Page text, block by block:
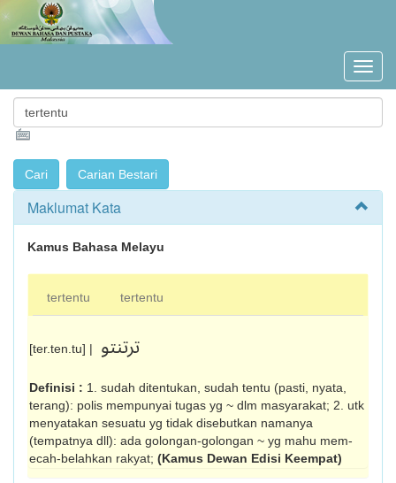
Maklumat Kata
Kamus Bahasa Melayu
tertentu tertentu
[ter.ten.tu] | ترتنتو
Definisi : 1. sudah ditentukan, sudah tentu (pasti, nyata,
terang): polis mem­punyai tugas yg ~ dlm masyarakat; 2. utk
menyatakan sesuatu yg tidak disebut­kan namanya
(tempatnya dll): ada golongan-golongan ~ yg mahu mem­
ecah-belahkan rakyat; (Kamus Dewan Edisi Keempat)